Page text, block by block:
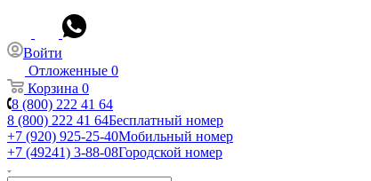
Войти
Отложенные 0
Корзина 0
8 (800) 222 41 64
8 (800) 222 41 64Бесплатный номер
+7 (920) 925-25-40Мобильный номер
+7 (49241) 3-88-08Городской номер